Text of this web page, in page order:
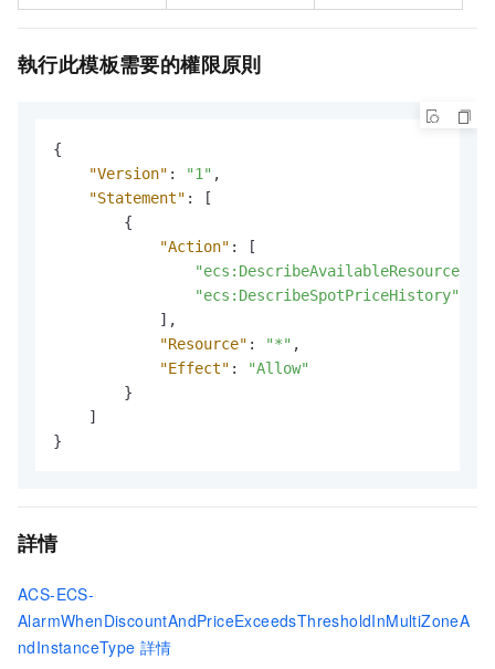
執行此模板需要的權限原則
{
"Version" : "1" ,
"Statement" :
[
{
"Action" :
[
"ecs:DescribeAvailableResource"
"ecs:DescribeSpotPriceHistory"
] ,
"Resource" : "*" ,
"Effect" :
"Allow"
}
]
}
詳情
ACS-ECS-
AlarmWhenDiscountAndPriceExceedsThresholdInMultiZoneA
ndInstanceType 詳情